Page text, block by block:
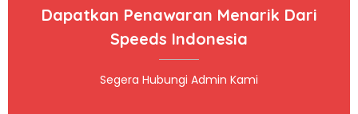
Dapatkan Penawaran Menarik Dari
Speeds Indonesia
Segera Hubungi Admin Kami